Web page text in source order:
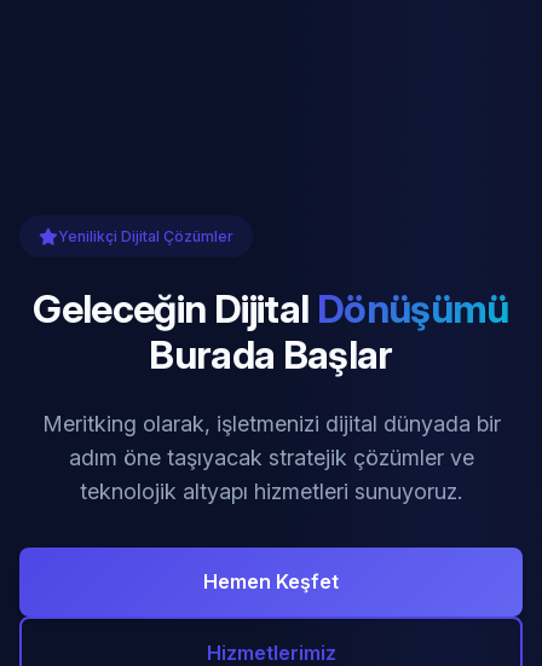
Yenilikçi Dijital Çözümler
Geleceğin Dijital Dönüşümü
Burada Başlar
Meritking olarak, işletmenizi dijital dünyada bir
adım öne taşıyacak stratejik çözümler ve
teknolojik altyapı hizmetleri sunuyoruz.
Hemen Keşfet
Hizmetlerimiz